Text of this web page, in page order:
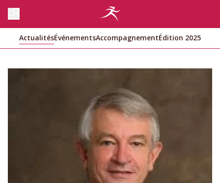
ActualitésÉvénementsAccompagnementÉdition 2025